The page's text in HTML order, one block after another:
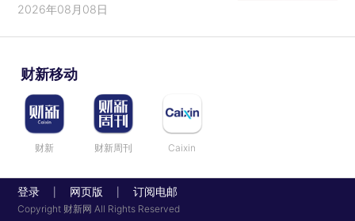
2026年08月08日
财新移动
财新 财新周刊 Caixin
登录 网页版 订阅电邮
Copyright 财新网 All Rights Reserved